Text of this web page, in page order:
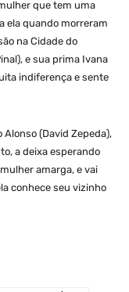
que tem uma
ela quando morreram
na Cidade do
e sua prima Ivana
indiferença e sente
(David Zepeda),
a deixa esperando
amarga, e vai
conhece seu vizinho